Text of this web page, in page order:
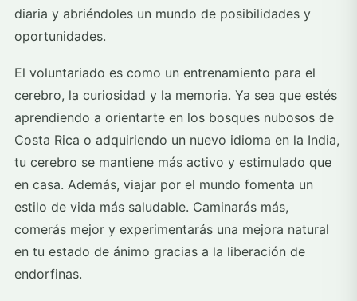
diaria y abriéndoles un mundo de posibilidades y
oportunidades.
El voluntariado es como un entrenamiento para el
cerebro, la curiosidad y la memoria. Ya sea que estés
aprendiendo a orientarte en los bosques nubosos de
Costa Rica o adquiriendo un nuevo idioma en la India,
tu cerebro se mantiene más activo y estimulado que
en casa. Además, viajar por el mundo fomenta un
estilo de vida más saludable. Caminarás más,
comerás mejor y experimentarás una mejora natural
en tu estado de ánimo gracias a la liberación de
endorfinas.